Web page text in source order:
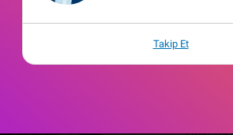
Takip Et